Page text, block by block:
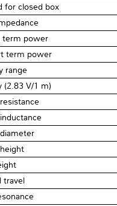
for closed box
term power
term power
range
(2.83 V/1 m)
travel